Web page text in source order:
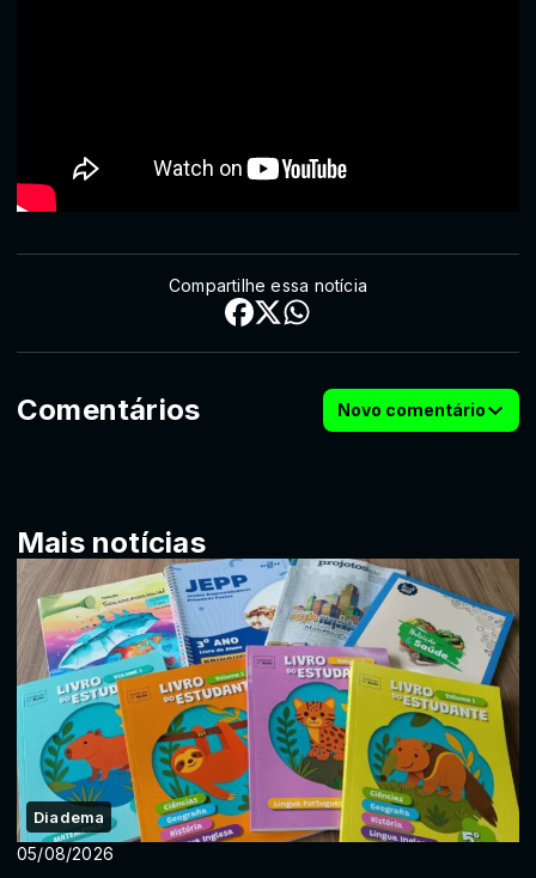
Compartilhe essa notícia
Comentários Novo comentário
Mais notícias
Diadema
05/08/2026